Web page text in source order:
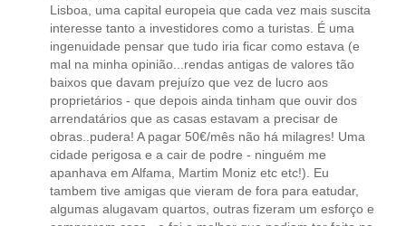
Lisboa, uma capital europeia que cada vez mais suscita
interesse tanto a investidores como a turistas. É uma
ingenuidade pensar que tudo iria ficar como estava (e
mal na minha opinião...rendas antigas de valores tão
baixos que davam prejuízo que vez de lucro aos
proprietários - que depois ainda tinham que ouvir dos
arrendatários que as casas estavam a precisar de
obras..pudera! A pagar 50€/mês não há milagres! Uma
cidade perigosa e a cair de podre - ninguém me
apanhava em Alfama, Martim Moniz etc etc!). Eu
tambem tive amigas que vieram de fora para eatudar,
algumas alugavam quartos, outras fizeram um esforço e